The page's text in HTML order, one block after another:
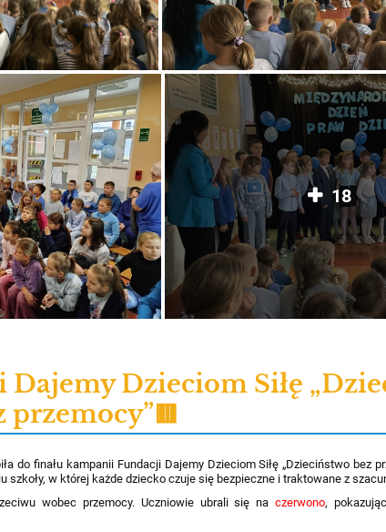
18
Dzieciom Siłę
przemocy”🟥
do finału kampanii Fundacji Dajemy Dzieciom Siłę „Dzieciństwo bez
w której każde dziecko czuje się bezpieczne i traktowane z
wobec przemocy. Uczniowie ubrali się naczerwono,